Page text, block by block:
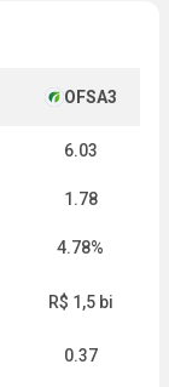
OFSA3
6.03
1.78
4.78%
R$ 1,5 bi
0.37